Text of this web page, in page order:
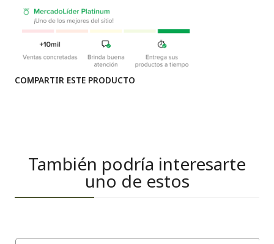
COMPARTIR ESTE PRODUCTO
También podría interesarte
uno de estos